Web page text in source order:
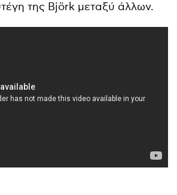
της Björk μεταξύ άλλων.